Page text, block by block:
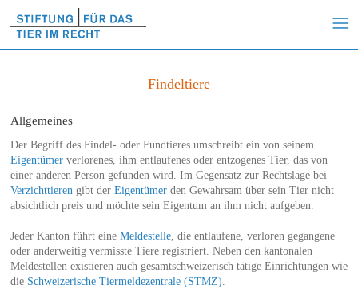
Findeltiere
Allgemeines
Der Begriff des Findel- oder Fundtieres umschreibt ein von seinem
Eigentümerverlorenes, ihm entlaufenes oder entzogenes Tier, das von
einer anderen Person gefunden wird. Im Gegensatz zur Rechtslage bei
Verzichttieren gibt der Eigentümerden Gewahrsam über sein Tier nicht
absichtlich preis und möchte sein Eigentum an ihm nicht aufgeben.
Jeder Kanton führt eine Meldestelle, die entlaufene, verloren gegangene
oder anderweitig vermisste Tiere registriert. Neben den kantonalen
Meldestellen existieren auch gesamtschweizerisch tätige Einrichtungen wie
die Schweizerische Tiermeldezentrale (STMZ)